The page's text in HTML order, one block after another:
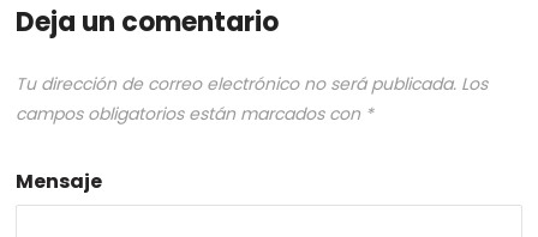
Deja un comentario
Tu dirección de correo electrónico no será publicada. Los
campos obligatorios están marcados con *
Mensaje